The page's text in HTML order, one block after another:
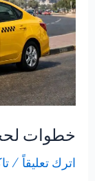
خطوات
اترك تعليقاً/